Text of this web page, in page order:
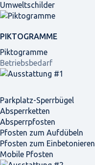
Umweltschilder
PIKTOGRAMME
Piktogramme
Betriebsbedarf
Parkplatz-Sperrbügel
Absperrketten
Absperrpfosten
Pfosten zum Aufdübeln
Pfosten zum Einbetonieren
Mobile Pfosten